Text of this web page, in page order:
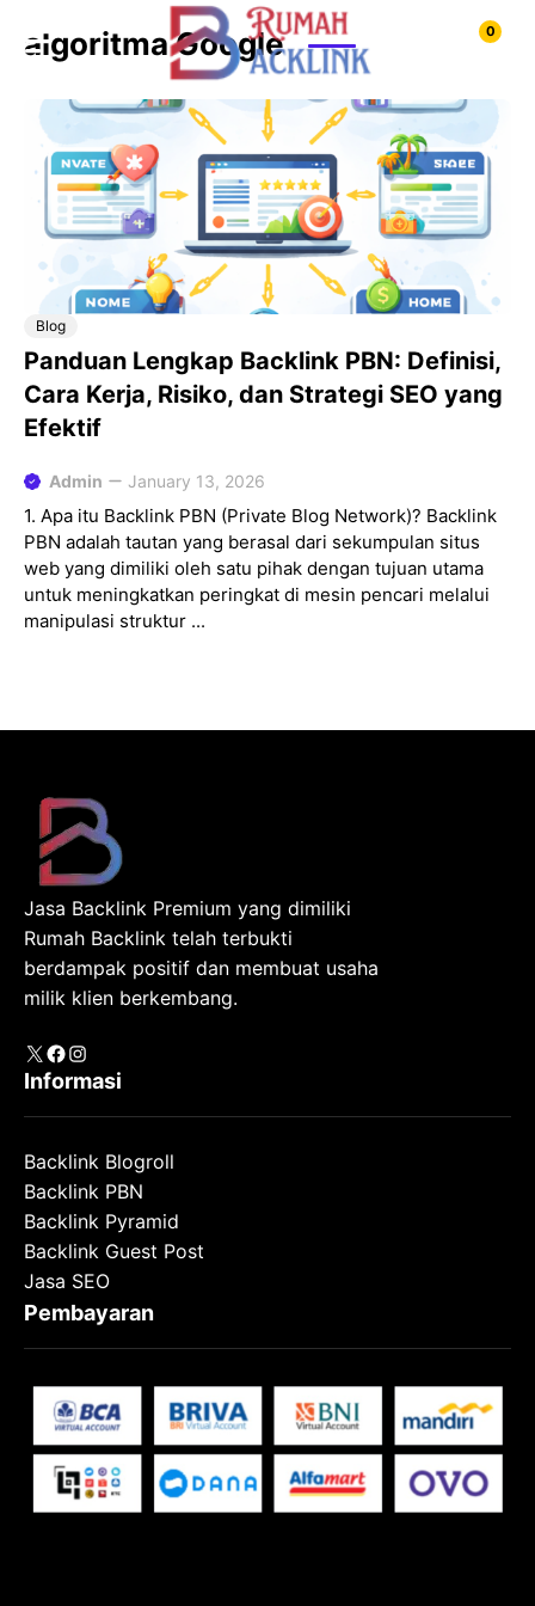
0
algoritma Google
Blog
Panduan Lengkap Backlink PBN: Definisi,
Cara Kerja, Risiko, dan Strategi SEO yang
Efektif
Admin January 13, 2026
1. Apa itu Backlink PBN (Private Blog Network)? Backlink
PBN adalah tautan yang berasal dari sekumpulan situs
web yang dimiliki oleh satu pihak dengan tujuan utama
untuk meningkatkan peringkat di mesin pencari melalui
manipulasi struktur ...
Jasa Backlink Premium yang dimiliki
Rumah Backlink telah terbukti
berdampak positif dan membuat usaha
milik klien berkembang.
X Facebook
Instagram
Informasi
Backlink Blogroll
Backlink PBN
Backlink Pyramid
Backlink Guest Post
Jasa SEO
Pembayaran